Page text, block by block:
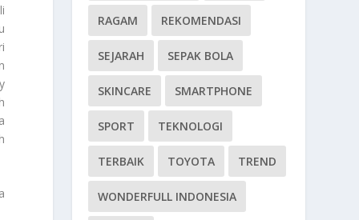
RAGAM REKOMENDASI
SEJARAH SEPAK BOLA
SKINCARE SMARTPHONE
SPORT TEKNOLOGI
TERBAIK TOYOTA TREND
WONDERFULL INDONESIA